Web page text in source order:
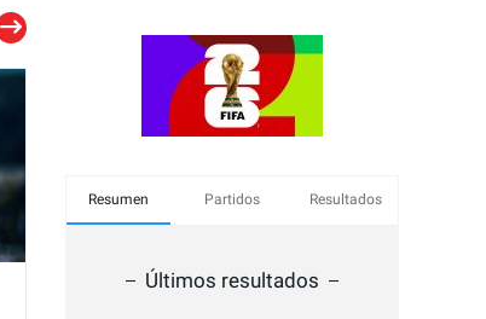
resultados
Resumen Partidos Resultados
Últimos resultados